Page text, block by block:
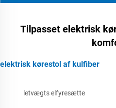
Tilpasset elektrisk
elektrisk kørestol af kulfiber
letvægts elfyresætte